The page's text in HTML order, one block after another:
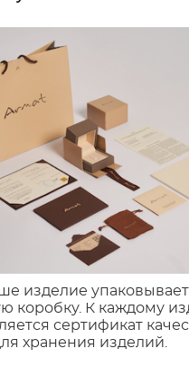
изделие
коробку. К каждому
сертификат
хранения изделий.